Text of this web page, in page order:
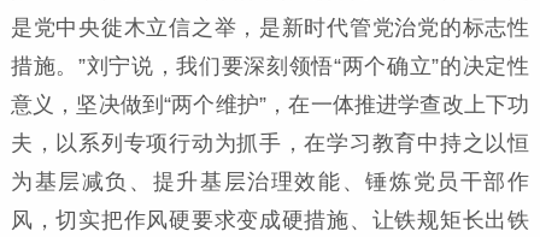
是党中央徙木立信之举，是新时代管党治党的标志性
措施。”刘宁说，我们要深刻领悟“两个确立”的决定性
意义，坚决做到“两个维护”，在一体推进学查改上下功
夫，以系列专项行动为抓手，在学习教育中持之以恒
为基层减负、提升基层治理效能、锤炼党员干部作
风，切实把作风硬要求变成硬措施、让铁规矩长出铁